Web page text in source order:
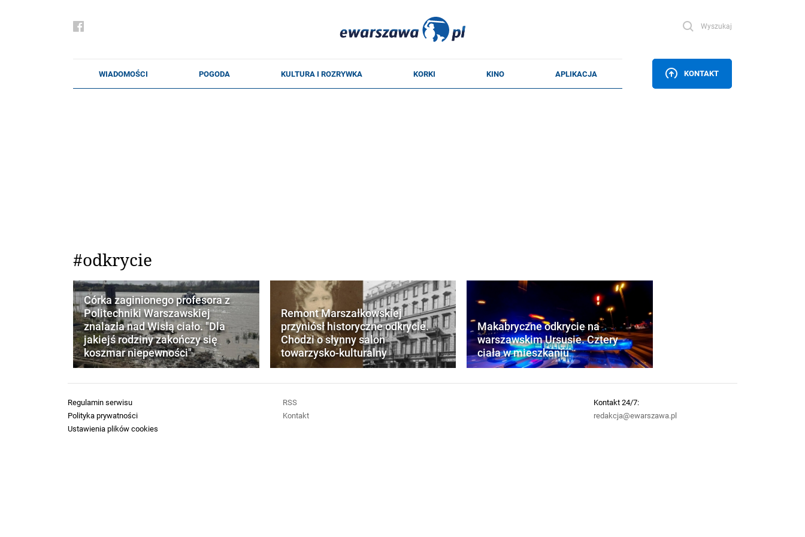
Wyszukaj
KONTAKT
#odkrycie
Córka zaginionego profesora z
Politechniki Warszawskiej
znalazła nad Wisłą ciało. "Dla
jakiejś rodziny zakończy się
koszmar niepewności"
Remont Marszałkowskiej
przyniósł historyczne odkrycie.
Chodzi o słynny salon
towarzysko-kulturalny
Makabryczne odkrycie na
warszawskim Ursusie. Cztery
ciała w mieszkaniu
Regulamin serwisu
Polityka prywatności
Ustawienia plików cookies
RSS
Kontakt
Kontakt 24/7:
redakcja@ewarszawa.pl